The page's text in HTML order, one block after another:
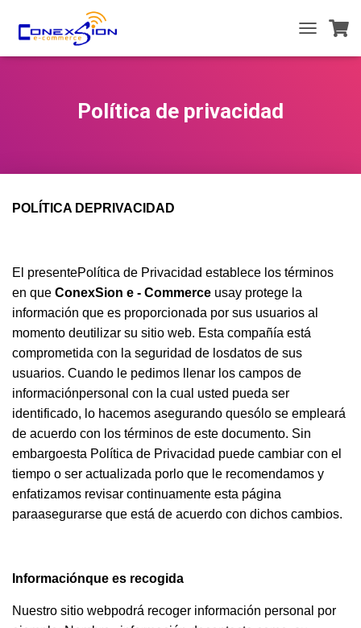
O
N
Política de privacidad
POLÍTICA DEPRIVACIDAD
El presentePolítica de Privacidad establece los términos
en que ConexSion e - Commerce usay protege la
información que es proporcionada por sus usuarios al
momento deutilizar su sitio web. Esta compañía está
comprometida con la seguridad de losdatos de sus
usuarios. Cuando le pedimos llenar los campos de
informaciónpersonal con la cual usted pueda ser
identificado, lo hacemos asegurando quesólo se empleará
de acuerdo con los términos de este documento. Sin
embargoesta Política de Privacidad puede cambiar con el
tiempo o ser actualizada porlo que le recomendamos y
enfatizamos revisar continuamente esta página
paraasegurarse que está de acuerdo con dichos cambios.
Informaciónque es recogida
Nuestro sitio webpodrá recoger información personal por